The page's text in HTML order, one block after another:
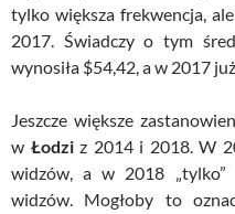
tylko większa frekwencja,
2017. Świadczy o tym
wynosiła $54,42, a w 2017
Jeszcze większe
w Łodziz 2014 i 2018. W
widzów, a w 2018 „tylko”
widzów. Mogłoby to